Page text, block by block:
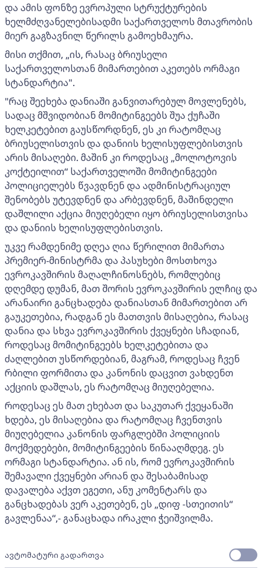
და ამის ფონზე ევროპული სტრუქტურების
ხელმძღვანელებისადმი საქართველოს მთავრობის
მიერ გაგზავნილ წერილს გამოეხმაურა.
მისი თქმით, „ის, რასაც ბრიუსელი
საქართველოსთან მიმართებით აკეთებს ორმაგი
სტანდარტია".
"რაც შეეხება დანიაში განვითარებულ მოვლენებს,
სადაც მშვიდობიან მომიტინგეებს შუა ქუჩაში
ხელკეტებით გაუსწორდნენ, ეს კი რატომღაც
ბრიუსელისთვის და დანიის ხელისუფლებისთვის
არის მისაღები. მაშინ კი როდესაც „მოლოტოვის
კოქტეილით“ საქართველოში მომიტინგეები
პოლიციელებს წვავდნენ და ადმინისტრაციულ
შენობებს უტევდნენ და არბევდნენ, მაშინდელი
დაშლილი აქცია მიუღებელი იყო ბრიუსელისთვისა
და დანიის ხელისუფლებისთვის.
უკვე რამდენიმე დღეა ღია წერილით მიმართა
პრემიერ-მინისტრმა და პასუხები მოსთხოვა
ევროკავშირის მაღალჩინოსნებს, რომლებიც
დღემდე დუმან, მათ შორის ევროკავშირის ელჩიც და
არანაირი განცხადება დანიასთან მიმართებით არ
გაუკეთებია, რადგან ეს მათთვის მისაღებია, რასაც
დანია და სხვა ევროკავშირის ქვეყნები სჩადიან,
როდესაც მომიტინგეებს ხელკეტებითა და
ძაღლებით უსწორდებიან, მაგრამ, როდესაც ჩვენ
რბილი ფორმითა და კანონის დაცვით ვახდენთ
აქციის დაშლას, ეს რატომღაც მიუღებელია.
როდესაც ეს მათ ეხებათ და საკუთარ ქვეყანაში
ხდება, ეს მისაღებია და რატომღაც ჩვენთვის
მიუღებელია კანონის ფარგლებში პოლიციის
მოქმედებები, მომიტინგეების წინააღმდეგ. ეს
ორმაგი სტანდარტია. ან ის, რომ ევროკავშირის
შემავალი ქვეყნები არიან და შესაბამისად
დავალება აქვთ ეგეთი, ანუ კომენტარს და
განცხადებას ვერ აკეთებენ, ეს „დიფ -სთეითის“
გავლენაა“,- განაცხადა ირაკლი ჭეიშვილმა.
ავტომატური გადართვა